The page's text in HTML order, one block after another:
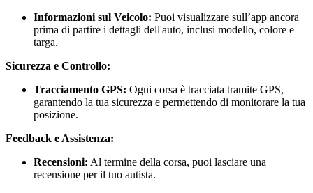
Informazioni sul Veicolo: Puoi visualizzare sull’app ancora
prima di partire i dettagli dell'auto, inclusi modello, colore e
targa.
Sicurezza e Controllo:
Tracciamento GPS: Ogni corsa è tracciata tramite GPS,
garantendo la tua sicurezza e permettendo di monitorare la tua
posizione.
Feedback e Assistenza:
Recensioni: Al termine della corsa, puoi lasciare una
recensione per il tuo autista.